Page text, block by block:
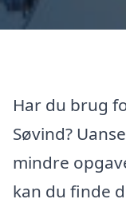
Har du brug
Søvind?
mindre
kan du finde